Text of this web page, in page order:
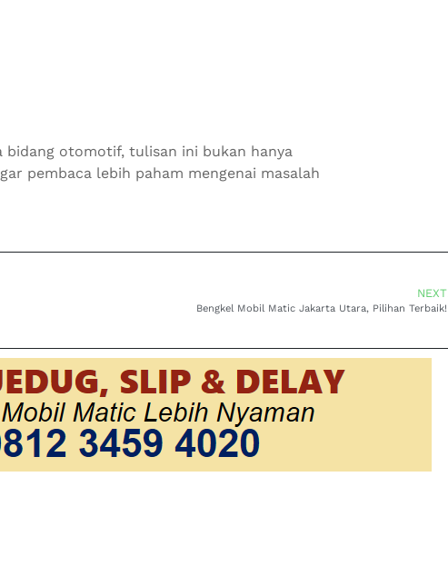
bidang otomotif, tulisan ini bukan hanya
pembaca lebih paham mengenai masalah
NEXT
Bengkel Mobil Matic Jakarta Utara, Pilihan Terbaik!